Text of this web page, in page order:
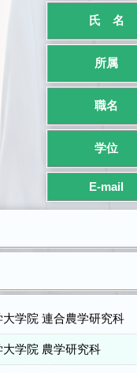
氏 名
所属
職名
学位
E-mail
大学院 連合農学研究科
大学院 農学研究科